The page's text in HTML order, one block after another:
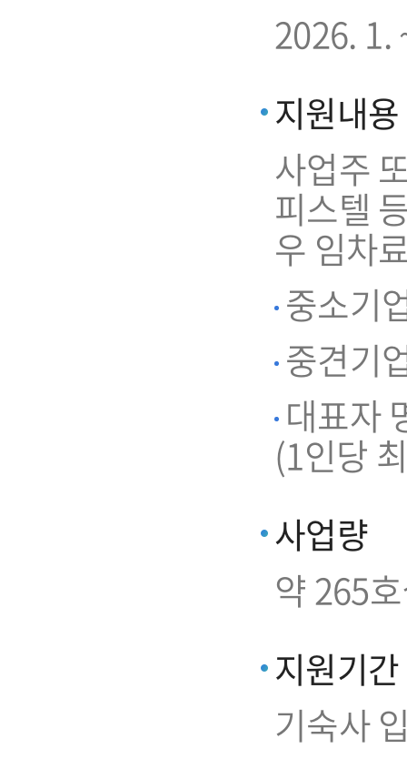
2026. 1.
지원내용
사업주
피스텔
우 임차
중소기
중견기
대표자
(1인당
사업량
약 265
지원기간
기숙사